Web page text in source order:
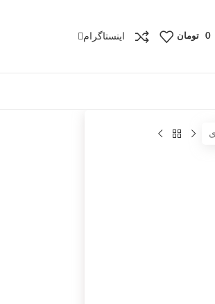
0 تومان اینستاگرام